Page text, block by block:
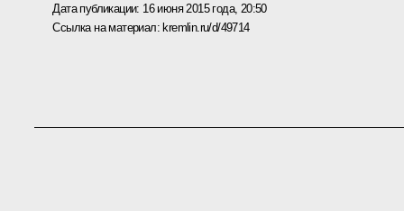
Дата публикации: 16 июня 2015 года, 20:50
Ссылка на материал:kremlin.ru/d/49714